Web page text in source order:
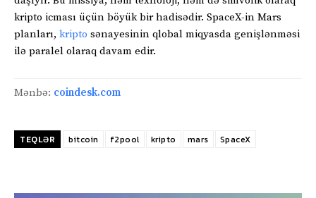
kripto icması üçün böyük bir hadisədir. SpaceX-in Mars
planları, kripto sənayesinin qlobal miqyasda genişlənməsi
ilə paralel olaraq davam edir.
Mənbə: coindesk.com
TEQLƏR bitcoin f2pool kripto mars SpaceX